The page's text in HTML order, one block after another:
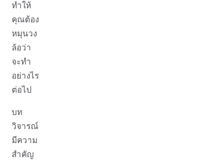
ทำให้
คุณต้อง
หมุนวง
ล้อว่า
จะทำ
อย่างไร
ต่อไป
บท
วิจารณ์
มีความ
สำคัญ